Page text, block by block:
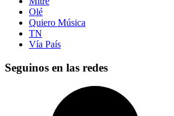
Olé
Quiero Música
TN
Vía País
Seguinos en las redes